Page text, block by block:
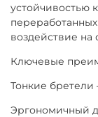
устойчивостью
воздействие
Ключевые
Тонкие
Эргономичный